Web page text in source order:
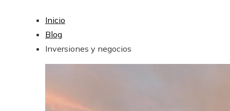
Inicio
Blog
Inversiones y negocios